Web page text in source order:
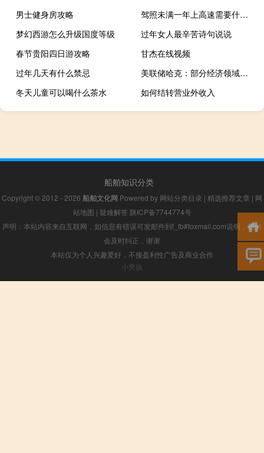
男士健身房攻略
驾照未满一年上高速需要什么条件
梦幻西游怎么升级国度等级
过年女人最辛苦诗句说说
春节贵阳四日游攻略
甘杰在线视频
过年几天有什么禁忌
美联储哈克：部分经济领域将感受到人工智能技术的影响
冬天儿童可以喝什么茶水
如何结转营业外收入
船舶知识分类
Copyright © 2012 - 2026 船舶文化网 Powered by 网站分类目录 | 精选推荐文章 | 网
站地图 | 疑难解答 陕ICP备7744774号
声明：本站内容来自互联网，如信息有错误可发邮件到f_fb#foxmail.com说明，我们
会及时纠正，谢谢
本站仅为个人兴趣爱好，不接盈利性广告及商业合作
小男孩